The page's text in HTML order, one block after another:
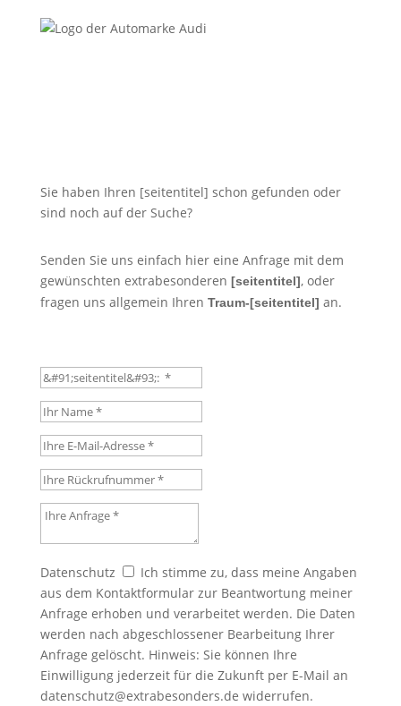
Sie haben Ihren [seitentitel] schon gefunden oder
sind noch auf der Suche?
Senden Sie uns einfach hier eine Anfrage mit dem
gewünschten extrabesonderen [seitentitel], oder
fragen uns allgemein Ihren Traum-[seitentitel] an.
Klassiker
Ihr Name
Ihre E-Mail-Adresse
Ihre Rückrufnummer
Ihre Anfrage
Datenschutz
Datenschutz
Ich stimme zu, dass meine Angaben
aus dem Kontaktformular zur Beantwortung meiner
Anfrage erhoben und verarbeitet werden. Die Daten
werden nach abgeschlossener Bearbeitung Ihrer
Anfrage gelöscht. Hinweis: Sie können Ihre
Einwilligung jederzeit für die Zukunft per E-Mail an
datenschutz@extrabesonders.de widerrufen.